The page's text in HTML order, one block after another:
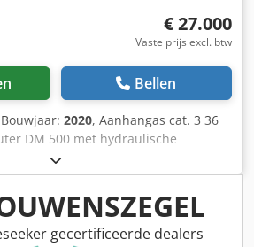
€ 27.000
Vaste prijs excl. btw
Bellen
2020, Aanhangas cat. 3 36
DM 500 met hydraulische
voorschar G1 instelbaar, LED-
vooraan / diefstalbeveiliging
40 km/u – volledige wentelploeg voor
uitbreidbaar Dcodpfxjthk U Ts Ac Tsk
gecertificeerde dealers